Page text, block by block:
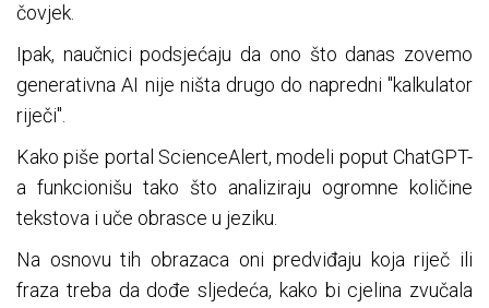
čovjek.
Ipak, naučnici podsjećaju da ono što danas zovemo
generativna AI nije ništa drugo do napredni "kalkulator
riječi".
Kako piše portal ScienceAlert, modeli poput ChatGPT-
a funkcionišu tako što analiziraju ogromne količine
tekstova i uče obrasce u jeziku.
Na osnovu tih obrazaca oni predviđaju koja riječ ili
fraza treba da dođe sljedeća, kako bi cjelina zvučala